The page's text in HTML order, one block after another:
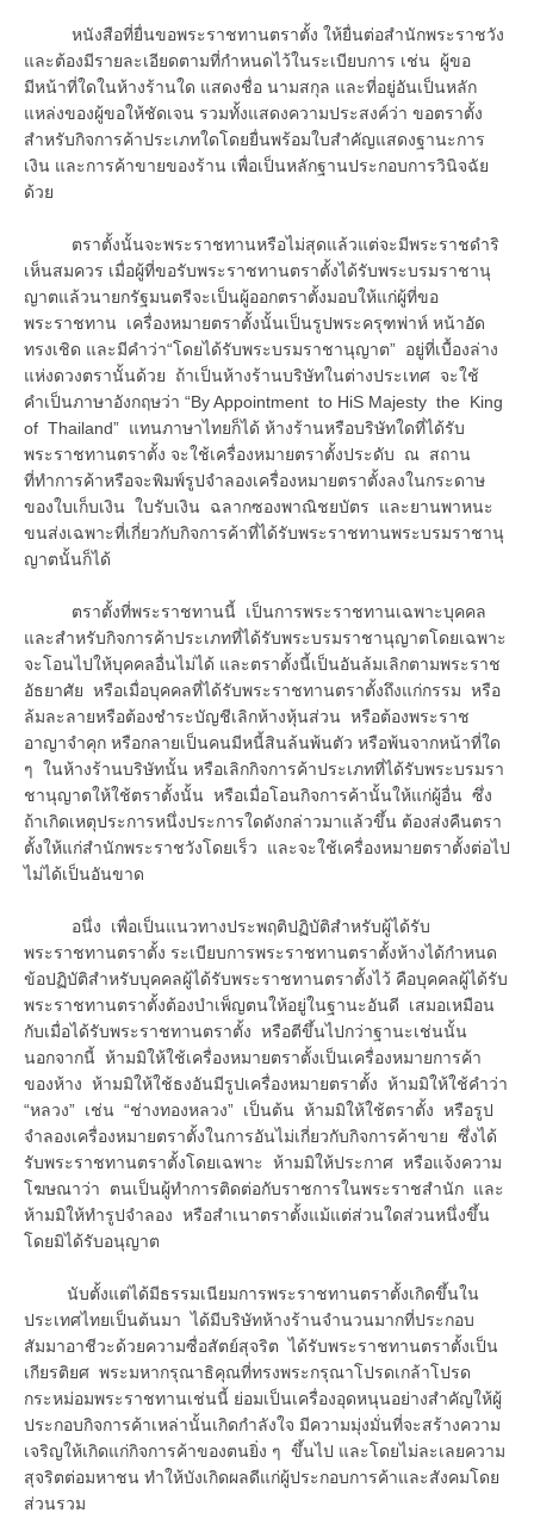
หนังสือที่ยื่นขอพระราชทานตราตั้ง ให้ยื่นต่อสำนักพระราชวัง
และต้องมีรายละเอียดตามที่กำหนดไว้ในระเบียบการ เช่น ผู้ขอ
มีหน้าที่ใดในห้างร้านใด แสดงชื่อ นามสกุล และที่อยู่อันเป็นหลัก
แหล่งของผู้ขอให้ชัดเจน รวมทั้งแสดงความประสงค์ว่า ขอตราตั้ง
สำหรับกิจการค้าประเภทใดโดยยื่นพร้อมใบสำคัญแสดงฐานะการ
เงิน และการค้าขายของร้าน เพื่อเป็นหลักฐานประกอบการวินิจฉัย
ด้วย
ตราตั้งนั้นจะพระราชทานหรือไม่สุดแล้วแต่จะมีพระราชดำริ
เห็นสมควร เมื่อผู้ที่ขอรับพระราชทานตราตั้งได้รับพระบรมราชานุ
ญาตแล้วนายกรัฐมนตรีจะเป็นผู้ออกตราตั้งมอบให้แก่ผู้ที่ขอ
พระราชทาน เครื่องหมายตราตั้งนั้นเป็นรูปพระครุฑพ่าห์ หน้าอัด
ทรงเชิด และมีคำว่า“โดยได้รับพระบรมราชานุญาต” อยู่ที่เบื้องล่าง
แห่งดวงตรานั้นด้วย ถ้าเป็นห้างร้านบริษัทในต่างประเทศ จะใช้
คำเป็นภาษาอังกฤษว่า “By Appointment to HiS Majesty the King
of Thailand” แทนภาษาไทยก็ได้ ห้างร้านหรือบริษัทใดที่ได้รับ
พระราชทานตราตั้ง จะใช้เครื่องหมายตราตั้งประดับ ณ สถาน
ที่ทำการค้าหรือจะพิมพ์รูปจำลองเครื่องหมายตราตั้งลงในกระดาษ
ของใบเก็บเงิน ใบรับเงิน ฉลากซองพาณิชยบัตร และยานพาหนะ
ขนส่งเฉพาะที่เกี่ยวกับกิจการค้าที่ได้รับพระราชทานพระบรมราชานุ
ญาตนั้นก็ได้
ตราตั้งที่พระราชทานนี้ เป็นการพระราชทานเฉพาะบุคคล
และสำหรับกิจการค้าประเภทที่ได้รับพระบรมราชานุญาตโดยเฉพาะ
จะโอนไปให้บุคคลอื่นไม่ได้ และตราตั้งนี้เป็นอันล้มเลิกตามพระราช
อัธยาศัย หรือเมื่อบุคคลที่ได้รับพระราชทานตราตั้งถึงแก่กรรม หรือ
ล้มละลายหรือต้องชำระบัญชีเลิกห้างหุ้นส่วน หรือต้องพระราช
อาญาจำคุก หรือกลายเป็นคนมีหนี้สินล้นพ้นตัว หรือพ้นจากหน้าที่ใด
ๆ ในห้างร้านบริษัทนั้น หรือเลิกกิจการค้าประเภทที่ได้รับพระบรมรา
ชานุญาตให้ใช้ตราตั้งนั้น หรือเมื่อโอนกิจการค้านั้นให้แก่ผู้อื่น ซึ่ง
ถ้าเกิดเหตุประการหนึ่งประการใดดังกล่าวมาแล้วขึ้น ต้องส่งคืนตรา
ตั้งให้แก่สำนักพระราชวังโดยเร็ว และจะใช้เครื่องหมายตราตั้งต่อไป
ไม่ได้เป็นอันขาด
อนึ่ง เพื่อเป็นแนวทางประพฤติปฏิบัติสำหรับผู้ได้รับ
พระราชทานตราตั้ง ระเบียบการพระราชทานตราตั้งห้างได้กำหนด
ข้อปฏิบัติสำหรับบุคคลผู้ได้รับพระราชทานตราตั้งไว้ คือบุคคลผู้ได้รับ
พระราชทานตราตั้งต้องบำเพ็ญตนให้อยู่ในฐานะอันดี เสมอเหมือน
กับเมื่อได้รับพระราชทานตราตั้ง หรือตีขึ้นไปกว่าฐานะเช่นนั้น
นอกจากนี้ ห้ามมิให้ใช้เครื่องหมายตราตั้งเป็นเครื่องหมายการค้า
ของห้าง ห้ามมิให้ใช้ธงอันมีรูปเครื่องหมายตราตั้ง ห้ามมิให้ใช้คำว่า
“หลวง” เช่น “ช่างทองหลวง” เป็นต้น ห้ามมิให้ใช้ตราตั้ง หรือรูป
จำลองเครื่องหมายตราตั้งในการอันไม่เกี่ยวกับกิจการค้าขาย ซึ่งได้
รับพระราชทานตราตั้งโดยเฉพาะ ห้ามมิให้ประกาศ หรือแจ้งความ
โฆษณาว่า ตนเป็นผู้ทำการติดต่อกับราชการในพระราชสำนัก และ
ห้ามมิให้ทำรูปจำลอง หรือสำเนาตราตั้งแม้แต่ส่วนใดส่วนหนึ่งขึ้น
โดยมิได้รับอนุญาต
นับตั้งแต่ได้มีธรรมเนียมการพระราชทานตราตั้งเกิดขึ้นใน
ประเทศไทยเป็นต้นมา ได้มีบริษัทห้างร้านจำนวนมากที่ประกอบ
สัมมาอาชีวะด้วยความซื่อสัตย์สุจริต ได้รับพระราชทานตราตั้งเป็น
เกียรติยศ พระมหากรุณาธิคุณที่ทรงพระกรุณาโปรดเกล้าโปรด
กระหม่อมพระราชทานเช่นนี้ ย่อมเป็นเครื่องอุดหนุนอย่างสำคัญให้ผู้
ประกอบกิจการค้าเหล่านั้นเกิดกำลังใจ มีความมุ่งมั่นที่จะสร้างความ
เจริญให้เกิดแก่กิจการค้าของตนยิ่ง ๆ ขึ้นไป และโดยไม่ละเลยความ
สุจริตต่อมหาชน ทำให้บังเกิดผลดีแก่ผู้ประกอบการค้าและสังคมโดย
ส่วนรวม